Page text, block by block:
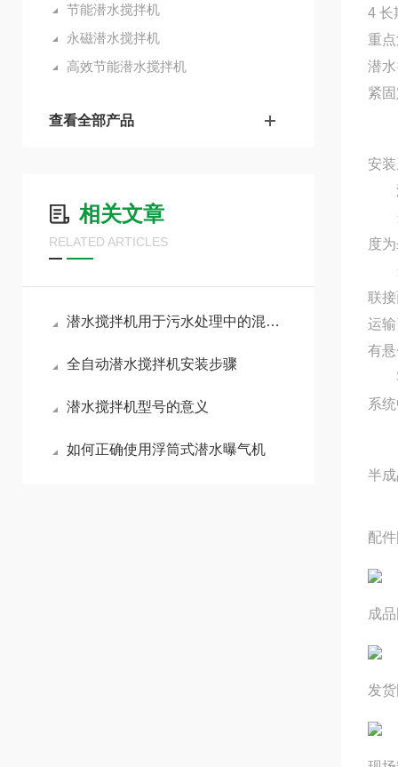
节能潜水搅拌机
永磁潜水搅拌机
高效节能潜水搅拌机
查看全部产品
相关文章
RELATED ARTICLES
潜水搅拌机用于污水处理中的混合、搅拌和环流
全自动潜水搅拌机安装步骤
潜水搅拌机型号的意义
如何正确使用浮筒式潜水曝气机
4 长
重
潜
紧
安
当
度
当
联
运
有
客
系
半
配
成
发